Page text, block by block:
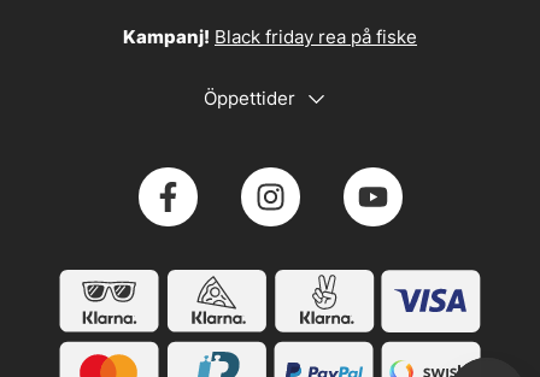
Kampanj! Black friday rea på fiske
Öppettider